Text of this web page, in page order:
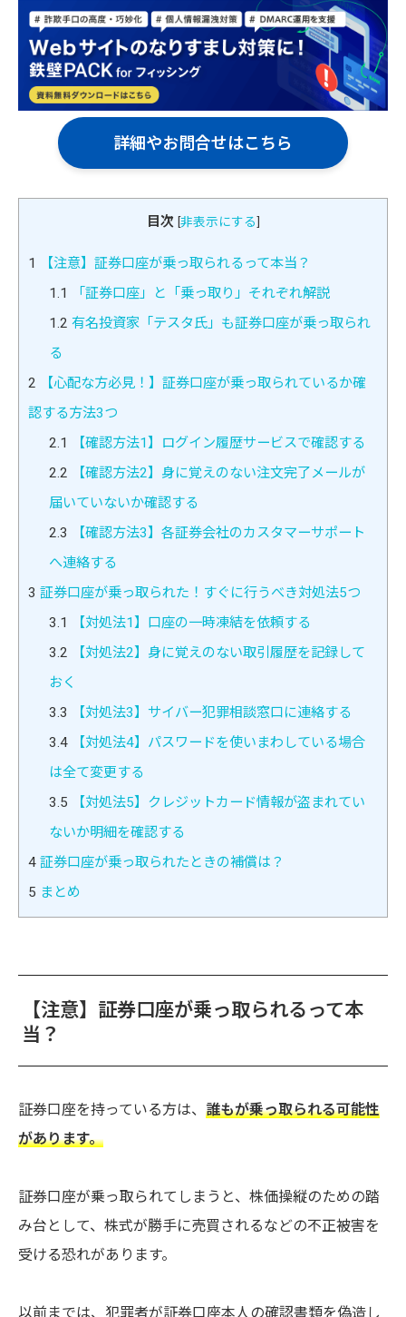
詳細やお問合せはこちら
目次 [非表示にする]
1
【注意】証券口座が乗っ取られるって本当？
1.1
「証券口座」と「乗っ取り」それぞれ解説
1.2 有名投資家「テスタ氏」も証券口座が乗っ取られ
る
2 【心配な方必見！】証券口座が乗っ取られているか確
認する方法3つ
2.1
【確認方法1】ログイン履歴サービスで確認する
2.2 【確認方法2】身に覚えのない注文完了メールが
届いていないか確認する
2.3 【確認方法3】各証券会社のカスタマーサポート
へ連絡する
3 証券口座が乗っ取られた！すぐに行うべき対処法5つ
3.1
【対処法1】口座の一時凍結を依頼する
3.2 【対処法2】身に覚えのない取引履歴を記録して
おく
3.3 【対処法3】サイバー犯罪相談窓口に連絡する
3.4【対処法4】パスワードを使いまわしている場合
は全て変更する
3.5 【対処法5】クレジットカード情報が盗まれてい
ないか明細を確認する
4 証券口座が乗っ取られたときの補償は？
5 まとめ
【注意】証券口座が乗っ取られるって本
当？
証券口座を持っている方は、 誰もが乗っ取られる可能性
があります。
証券口座が乗っ取られてしまうと、株価操縦のための踏
み台として、株式が勝手に売買されるなどの不正被害を
受ける恐れがあります。
以前までは、犯罪者が証券口座本人の確認書類を偽造し